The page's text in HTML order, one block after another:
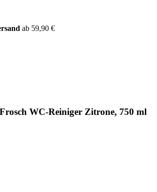
ab 59,90 €
WC-Reiniger Zitrone, 750 ml